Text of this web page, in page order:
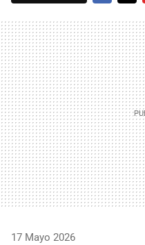
17 Mayo 2026